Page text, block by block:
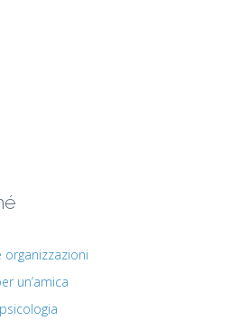
organizzazioni
un’amica